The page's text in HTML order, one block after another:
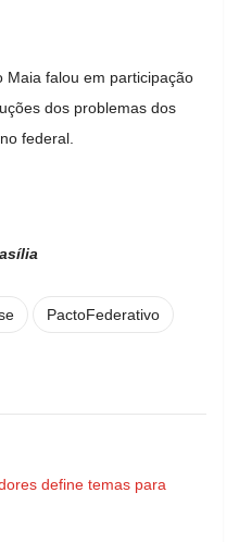
Maia falou em participação
dos problemas dos
federal.
PactoFederativo
define temas para